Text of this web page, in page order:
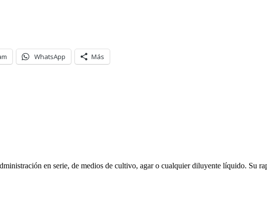
WhatsApp Más
en serie, de medios de cultivo, agar o cualquier diluyente líquido. Su